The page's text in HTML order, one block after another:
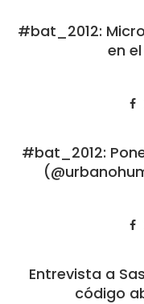
#bat_2012:
en
#bat_2012:
Entrevista a
código